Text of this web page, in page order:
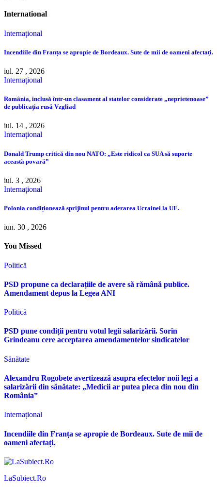
International
Internațional
Incendiile din Franța se apropie de Bordeaux. Sute de mii de oameni afectați.
iul. 27 , 2026
Internațional
România, inclusă într-un clasament al statelor considerate „neprietenoase”
de publicația rusă Vzgliad
iul. 14 , 2026
Internațional
Donald Trump critică din nou NATO: „Este ridicol ca SUA să suporte
această povară”
iul. 3 , 2026
Internațional
Polonia condiționează sprijinul pentru aderarea Ucrainei la UE.
iun. 30 , 2026
You Missed
Politică
PSD propune ca declarațiile de avere să rămână publice.
Amendament depus la Legea ANI
Politică
PSD pune condiții pentru votul legii salarizării. Sorin
Grindeanu cere acceptarea amendamentelor sindicatelor
Sănătate
Alexandru Rogobete avertizează asupra efectelor noii legi a
salarizării din sănătate: „Medicii ar putea pleca din nou din
România”
Internațional
Incendiile din Franța se apropie de Bordeaux. Sute de mii de
oameni afectați.
LaSubiect.Ro